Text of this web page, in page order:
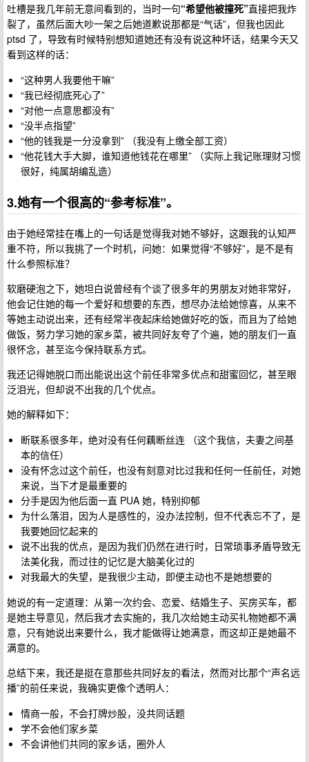
吐槽是我几年前无意间看到的，当时一句“希望他被撞死”直接把我炸
裂了，虽然后面大吵一架之后她道歉说那都是“气话”，但我也因此
ptsd 了，导致有时候特别想知道她还有没有说这种坏话，结果今天又
看到这样的话：
“这种男人我要他干嘛”
“我已经彻底死心了”
“对他一点意思都没有”
“没半点指望”
“他的钱我是一分没拿到” （我没有上缴全部工资）
“他花钱大手大脚，谁知道他钱花在哪里” （实际上我记账理财习惯
很好，纯属胡编乱造）
3.她有一个很高的“参考标准”。
由于她经常挂在嘴上的一句话是觉得我对她不够好，这跟我的认知严
重不符，所以我挑了一个时机，问她：如果觉得“不够好”，是不是有
什么参照标准？
软磨硬泡之下，她坦白说曾经有个谈了很多年的男朋友对她非常好，
他会记住她的每一个爱好和想要的东西，想尽办法给她惊喜，从来不
等她主动说出来，还有经常半夜起床给她做好吃的饭，而且为了给她
做饭，努力学习她的家乡菜，被共同好友夸了个遍，她的朋友们一直
很怀念，甚至迄今保持联系方式。
我还记得她脱口而出能说出这个前任非常多优点和甜蜜回忆，甚至眼
泛泪光，但却说不出我的几个优点。
她的解释如下：
断联系很多年，绝对没有任何藕断丝连 （这个我信，夫妻之间基
本的信任）
没有怀念过这个前任，也没有刻意对比过我和任何一任前任，对她
来说，当下才是最重要的
分手是因为他后面一直 PUA 她，特别抑郁
为什么落泪，因为人是感性的，没办法控制，但不代表忘不了，是
我要她回忆起来的
说不出我的优点，是因为我们仍然在进行时，日常琐事矛盾导致无
法美化我，而过往的记忆是大脑美化过的
对我最大的失望，是我很少主动，即便主动也不是她想要的
她说的有一定道理：从第一次约会、恋爱、结婚生子、买房买车，都
是她主导意见，然后我才去实施的，我几次给她主动买礼物她都不满
意，只有她说出来要什么，我才能做得让她满意，而这却正是她最不
满意的。
总结下来，我还是挺在意那些共同好友的看法，然而对比那个“声名远
播”的前任来说，我确实更像个透明人：
情商一般，不会打牌炒股，没共同话题
学不会他们家乡菜
不会讲他们共同的家乡话，圈外人